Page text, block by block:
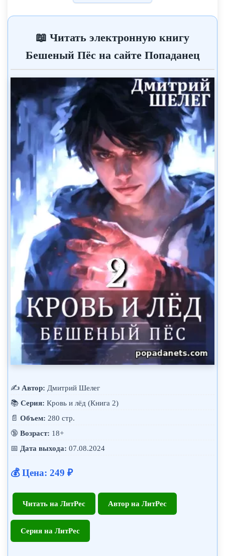
📖 Читать электронную книгу
Бешеный Пёс на сайте Попаданец
✍️ Автор: Дмитрий Шелег
📚 Серия: Кровь и лёд (Книга 2)
📄 Объем: 280 стр.
🔞 Возраст: 18+
📅 Дата выхода: 07.08.2024
💰 Цена: 249 ₽
Читать на ЛитРес Автор на ЛитРес
Серия на ЛитРес